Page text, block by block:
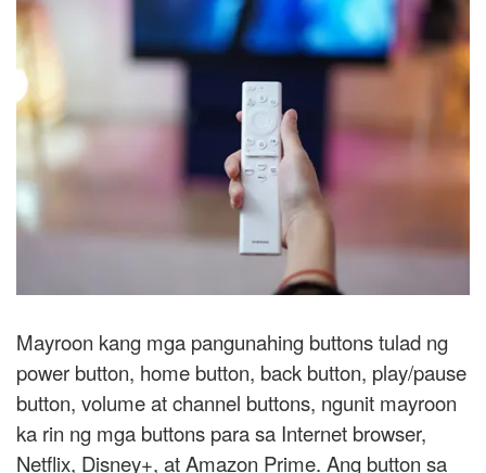
Mayroon kang mga pangunahing buttons tulad ng
power button, home button, back button, play/pause
button, volume at channel buttons, ngunit mayroon
ka rin ng mga buttons para sa Internet browser,
Netflix, Disney+, at Amazon Prime. Ang button sa